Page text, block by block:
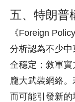
五、 特朗普
《Foreign
分析認為不少
全穩定；敘軍
龐大武裝網絡
而可能引發新的